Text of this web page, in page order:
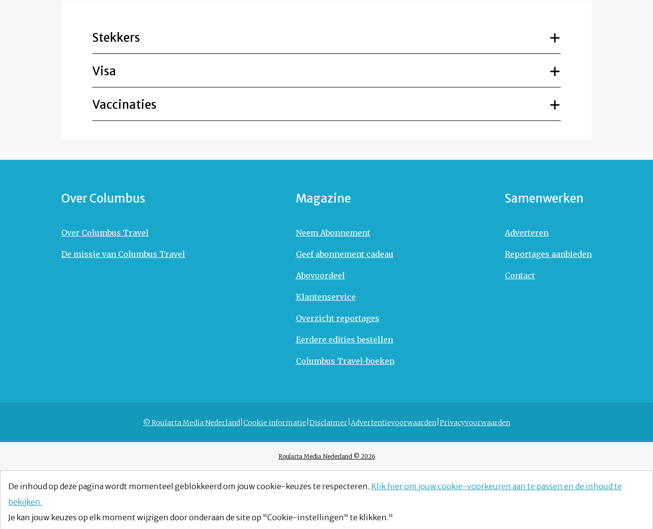
Stekkers
Visa
Vaccinaties
Over Columbus
Over Columbus Travel
De missie van Columbus Travel
Magazine
Neem Abonnement
Geef abonnement cadeau
Abovoordeel
Klantenservice
Overzicht reportages
Eerdere edities bestellen
Columbus Travel-boeken
Samenwerken
Adverteren
Reportages aanbieden
Contact
© Roularta Media Nederland Cookie informatie Disclaimer Advertentievoorwaarden Privacyvoorwaarden
Roularta Media Nederland © 2026
De inhoud op deze pagina wordt momenteel geblokkeerd om jouw cookie-keuzes te respecteren. Klik hier om jouw cookie-voorkeuren aan te passen en de inhoud te
bekijken.
Je kan jouw keuzes op elk moment wijzigen door onderaan de site op "Cookie-instellingen" te klikken."